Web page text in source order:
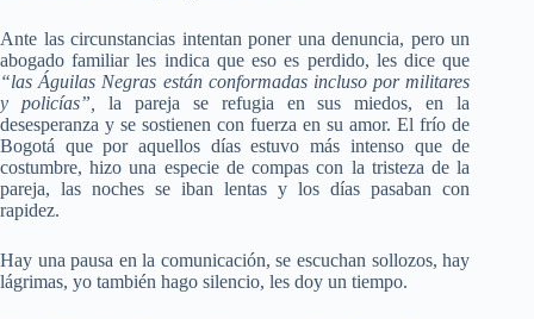
Ante las circunstancias intentan poner una denuncia, pero un
abogado familiar les indica que eso es perdido, les dice que
“las Águilas Negras están conformadas incluso por militares
y policías”, la pareja se refugia en sus miedos, en la
desesperanza y se sostienen con fuerza en su amor. El frío de
Bogotá que por aquellos días estuvo más intenso que de
costumbre, hizo una especie de compas con la tristeza de la
pareja, las noches se iban lentas y los días pasaban con
rapidez.
Hay una pausa en la comunicación, se escuchan sollozos, hay
lágrimas, yo también hago silencio, les doy un tiempo.